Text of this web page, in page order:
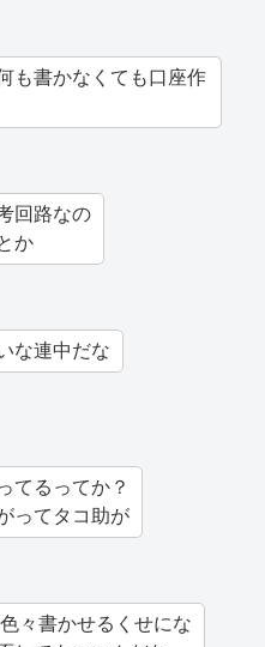
も書かなくても口座作
回路なの
か
な連中だな
てるってか？
ってタコ助が
々書かせるくせにな